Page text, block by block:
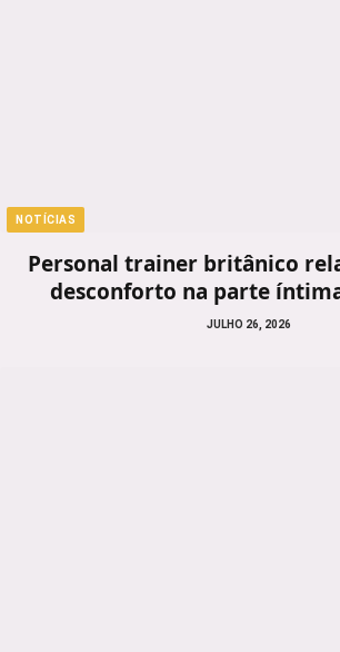
NOTÍCIAS
Personal trainer britânico
desconforto na parte
JULHO 26, 2026